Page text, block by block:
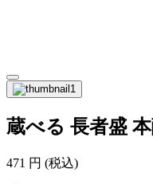
蔵べる 長者盛
471 円 (税込)